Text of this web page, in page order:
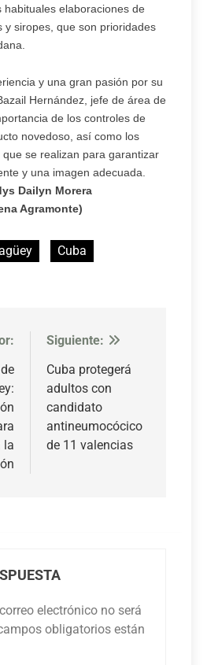
elaboraciones de
y siropes, que son prioridades
y una gran pasión por su
Hernández, jefe de área de
de los controles de
novedoso, así como los
se realizan para garantizar
y una imagen adecuada.
Dailyn Morera
Agramonte)
Cuba
la
Siguiente:
Cuba protegerá
adultos con
candidato
antineumocócico
de 11 valencias
electrónico no será
obligatorios están